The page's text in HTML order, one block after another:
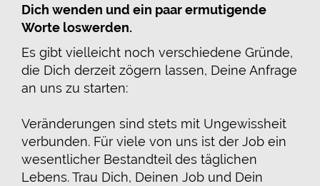
Dich wenden und ein paar ermutigende
Worte loswerden.
Es gibt vielleicht noch verschiedene Gründe,
die Dich derzeit zögern lassen, Deine Anfrage
an uns zu starten:
Veränderungen sind stets mit Ungewissheit
verbunden. Für viele von uns ist der Job ein
wesentlicher Bestandteil des täglichen
Lebens. Trau Dich, Deinen Job und Dein